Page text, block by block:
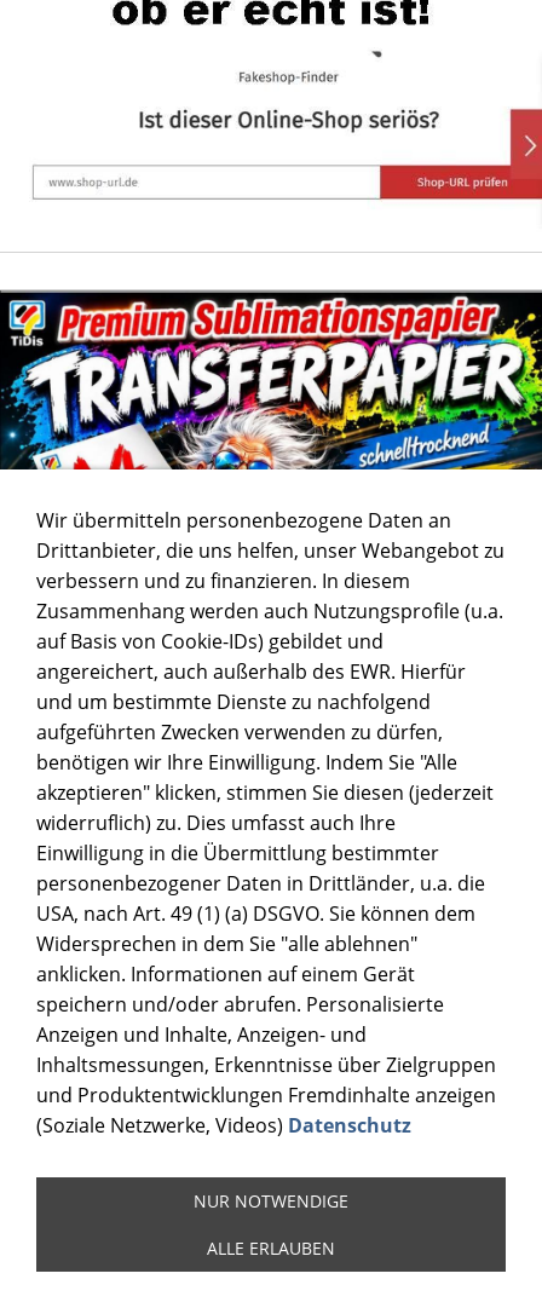
Wir übermitteln personenbezogene Daten an
Drittanbieter, die uns helfen, unser Webangebot zu
verbessern und zu finanzieren. In diesem
Zusammenhang werden auch Nutzungsprofile (u.a.
auf Basis von Cookie-IDs) gebildet und
angereichert, auch außerhalb des EWR. Hierfür
und um bestimmte Dienste zu nachfolgend
aufgeführten Zwecken verwenden zu dürfen,
benötigen wir Ihre Einwilligung. Indem Sie "Alle
akzeptieren" klicken, stimmen Sie diesen (jederzeit
widerruflich) zu. Dies umfasst auch Ihre
Einwilligung in die Übermittlung bestimmter
personenbezogener Daten in Drittländer, u.a. die
USA, nach Art. 49 (1) (a) DSGVO. Sie können dem
Widersprechen in dem Sie "alle ablehnen"
anklicken. Informationen auf einem Gerät
speichern und/oder abrufen. Personalisierte
Anzeigen und Inhalte, Anzeigen- und
Inhaltsmessungen, Erkenntnisse über Zielgruppen
und Produktentwicklungen Fremdinhalte anzeigen
(Soziale Netzwerke, Videos) Datenschutz
NUR NOTWENDIGE
ALLE ERLAUBEN